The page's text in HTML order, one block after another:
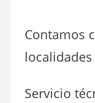
Contamos
Servicio